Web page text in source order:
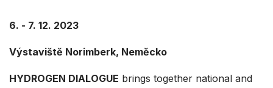
6. - 7. 12. 2023
Výstaviště Norimberk, Neměcko
HYDROGEN DIALOGUE brings together national and